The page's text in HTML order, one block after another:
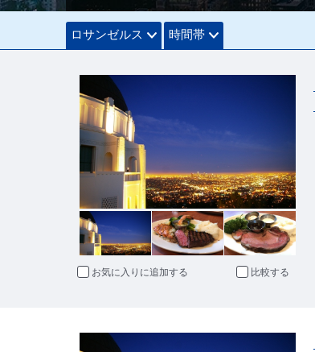
ロサンゼルス 時間帯
お気に入りに追加 比較